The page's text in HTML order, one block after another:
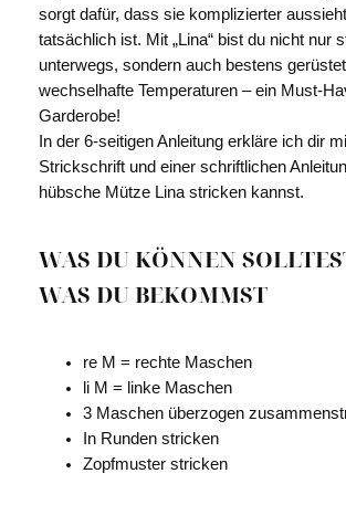
sorgt dafür, dass sie komplizierter
tatsächlich ist. Mit „Lina“ bist du nicht nur
unterwegs, sondern auch bestens
wechselhafte Temperaturen – ein Must-
Garderobe!
In der 6-seitigen Anleitung erkläre ich dir
Strickschrift und einer schriftlichen
hübsche Mütze Lina stricken kannst.
WAS DU KÖNNEN
WAS DU BEKOMMST
re M = rechte Maschen
li M = linke Maschen
3 Maschen überzogen
In Runden stricken
Zopfmuster stricken